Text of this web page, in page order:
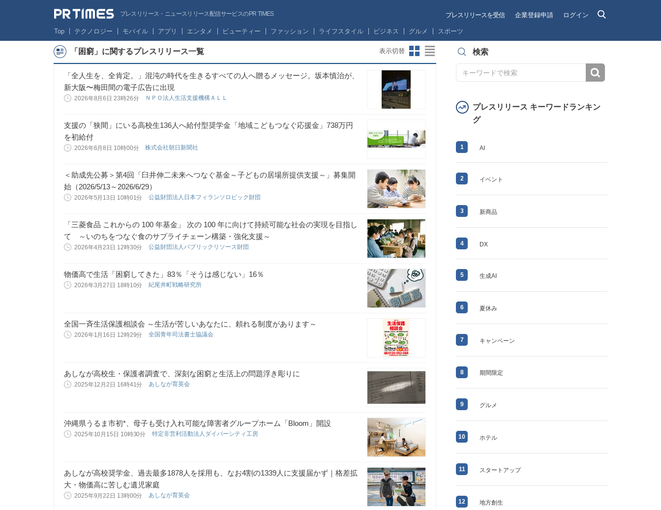
プレスリリース・ニュースリリース配信サービスのPR TIMES プレスリリースを受信 企業登録申請 ログイン
Top テクノロジー モバイル アプリ エンタメ ビューティー ファッション ライフスタイル ビジネス グルメ スポーツ
「困窮」に関するプレスリリース一覧 表示切替
「全人生を、全肯定。」混沌の時代を生きるすべての人へ贈るメッセージ。坂本慎治が、
新大阪〜梅田間の電子広告に出現
2026年8月6日 23時26分 ＮＰＯ法人生活支援機構ＡＬＬ
支援の「狭間」にいる高校生136人へ給付型奨学金「地域こどもつなぐ応援金」738万円
を初給付
2026年6月8日 10時00分 株式会社朝日新聞社
＜助成先公募＞第4回「臼井伸二未来へつなぐ基金～子どもの居場所提供支援～」募集開
始（2026/5/13～2026/6/29）
2026年5月13日 10時01分 公益財団法人日本フィランソロピック財団
「三菱食品 これからの 100 年基金」 次の 100 年に向けて持続可能な社会の実現を目指し
て ～いのちをつなぐ食のサプライチェーン構築・強化支援～
2026年4月23日 12時30分 公益財団法人パブリックリソース財団
物価高で生活「困窮してきた」83％「そうは感じない」16％
2026年3月27日 18時10分 紀尾井町戦略研究所
全国一斉生活保護相談会 ～生活が苦しいあなたに、頼れる制度があります～
2026年1月16日 12時29分 全国青年司法書士協議会
あしなが高校生・保護者調査で、深刻な困窮と生活上の問題浮き彫りに
2025年12月2日 16時41分 あしなが育英会
沖縄県うるま市初*、母子も受け入れ可能な障害者グループホーム「Bloom」開設
2025年10月15日 10時30分 特定非営利活動法人ダイバーシティ工房
あしなが高校奨学金、過去最多1878人を採用も、なお4割の1339人に支援届かず｜格差拡
大・物価高に苦しむ遺児家庭
2025年9月22日 13時00分 あしなが育英会
検索
プレスリリース キーワードランキン
グ
1 AI
2 イベント
3 新商品
4 DX
5 生成AI
6 夏休み
7 キャンペーン
8 期間限定
9 グルメ
10 ホテル
11 スタートアップ
12 地方創生